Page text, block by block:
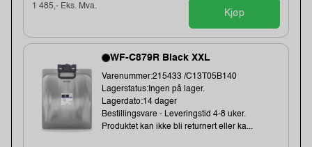
1 485,- Eks. Mva.
Kjøp
WF-C879R Black XXL
Varenummer:215433 /C13T05B140
Lagerstatus:Ingen på lager.
Lagerdato:14 dager
Bestillingsvare - Leveringstid 4-8 uker.
Produktet kan ikke bli returnert eller ka...